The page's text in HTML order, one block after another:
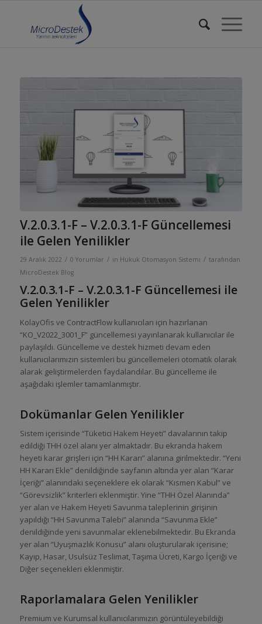
V.2.0.3.1-F – V.2.0.3.1-F Güncellemesi
ile Gelen Yenilikler
29 Aralık 2022 / 0 Yorumlar / in Hukuk Otomasyon Sistemi / tarafından
MicroDestek Blog
V.2.0.3.1-F – V.2.0.3.1-F Güncellemesi ile
Gelen Yenilikler
KolayOfis ve ContractFlow kullanıcıları için hazırlanan
“KO_V2022_3001_F” güncellemesi yayınlanarak kullanıcılar ile
paylaşıldı. Güncelleme ve destek hizmeti devam eden
kullanıcılarımızın sistemleri bu güncellemeleri otomatik olarak
alarak geliştirmelerden faydalandılar. Bu güncelleme ile
aşağıdaki işlemler tamamlanmıştır.
Dokümanlar Gelen Yenilikler
Sistem içerisinde “Tüketici Hakem Heyeti” davalarının takip
edildiği THH özel alanı yer almaktadır. Bu ekranda hakem
heyeti karar girişleri için “HH Kararı” alanına girilmektedir. “Yeni
HH Kararı Ekle” denildiğinde sayfanın altında yer alan “Karar
İçeriği” alanındaki seçeneklere ek olarak “Kısmen Kabul” ve
“Görevsizlik” kriterleri eklenmiştir. Yine “THH Özel Alanında”
yer alan ve Hakem Heyeti Savunma taleplerinin girişinin
yapıldığı “HH Savunma Talebi” alanında “Savunma Ekle”
denildiğinde yeni savunmalar eklenebilmektedir. Bu Ekranda
yer alan “Uyuşmazlık Konusu” alanı oluşturularak içerisine;
Kayıp, Hasar, Usulsüz Teslimat, Taşıma Ücreti, Kargo İçeriği ve
Diğer seçenekleri eklenmiştir.
Raporlamalara Gelen Yenilikler
Premium ve Kurumsal kullanıcılarımızın görüntüleyebildiği